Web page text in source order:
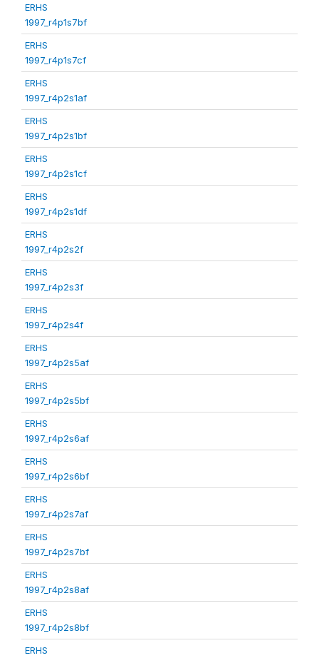
ERHS
1997_r4p1s7bf
ERHS
1997_r4p1s7cf
ERHS
1997_r4p2s1af
ERHS
1997_r4p2s1bf
ERHS
1997_r4p2s1cf
ERHS
1997_r4p2s1df
ERHS
1997_r4p2s2f
ERHS
1997_r4p2s3f
ERHS
1997_r4p2s4f
ERHS
1997_r4p2s5af
ERHS
1997_r4p2s5bf
ERHS
1997_r4p2s6af
ERHS
1997_r4p2s6bf
ERHS
1997_r4p2s7af
ERHS
1997_r4p2s7bf
ERHS
1997_r4p2s8af
ERHS
1997_r4p2s8bf
ERHS